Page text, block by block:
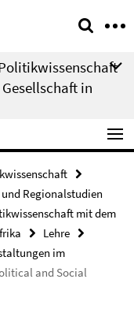
in
Regionalstudien
mit dem
Lehre
im
and Social